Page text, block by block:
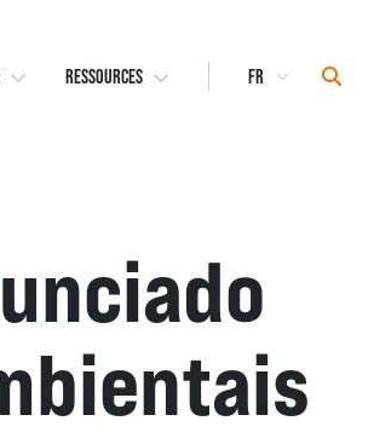
RESSOURCES
Select